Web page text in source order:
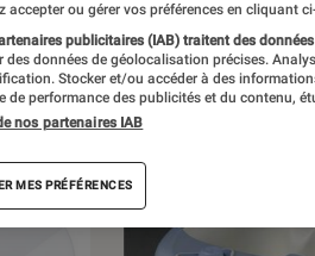
et guides Tests
accepter ou gérer vos préférences en cliquant
publicitaires (IAB) traitent des
des données de géolocalisation précises.
Stocker et/ou accéder à des
de performance des publicités et du contenu,
nos partenaires IAB
MES PRÉFÉRENCES